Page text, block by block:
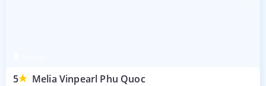
5 Melia Vinpearl Phu Quoc